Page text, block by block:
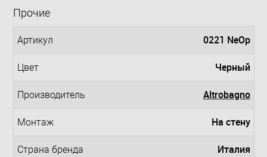
Прочие
Артикул 0221 NeOp
Цвет Черный
Производитель Altrobagno
Монтаж На стену
Страна бренда Италия